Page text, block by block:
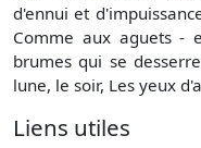
d'ennui et
Comme aux aguets -
brumes qui se
lune, le soir, Les yeux
Liens utiles